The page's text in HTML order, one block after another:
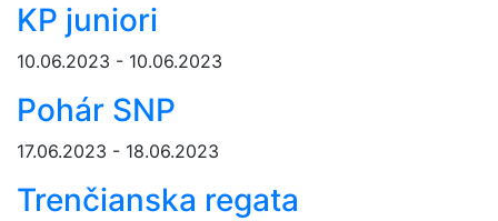
KP juniori
10.06.2023 - 10.06.2023
Pohár SNP
17.06.2023 - 18.06.2023
Trenčianska regata